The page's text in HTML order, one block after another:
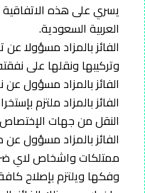
يسري على هذه
العربية السعودية.
الفائز بالمزاد مسؤولا
وتركيبها ونقلها على
الفائز بالمزاد مسؤول
الفائز بالمزاد ملتزم
النقل من جهات الإختصاص
الفائز بالمزاد مسؤول
ممتلكات واشخاص لاي
وفكها ويلتزم بإصلاح